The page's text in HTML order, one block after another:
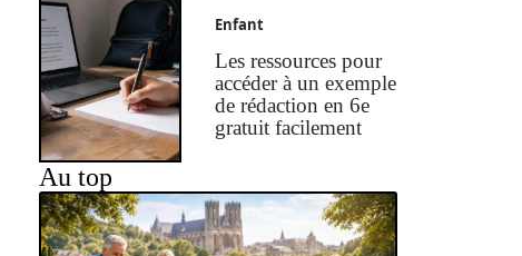
Enfant
Les ressources pour
accéder à un exemple
de rédaction en 6e
gratuit facilement
Au top